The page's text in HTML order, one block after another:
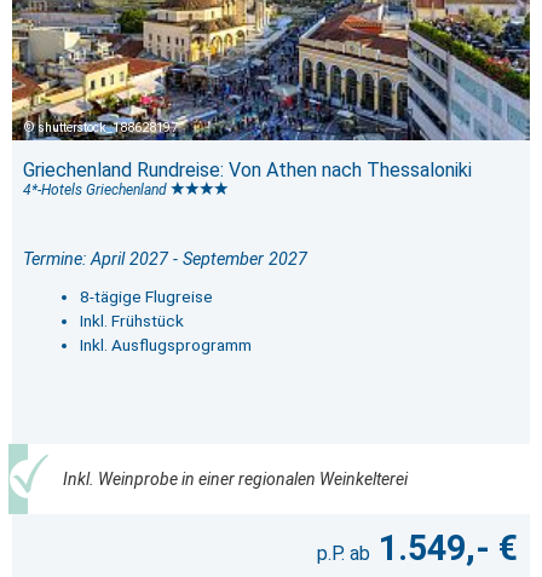
shutterstock_188628197
Griechenland Rundreise: Von Athen nach Thessaloniki
4*-Hotels Griechenland
Termine: April 2027 - September 2027
8-tägige Flugreise
Inkl. Frühstück
Inkl. Ausflugsprogramm
Inkl. Weinprobe in einer regionalen Weinkelterei
1.549,- €